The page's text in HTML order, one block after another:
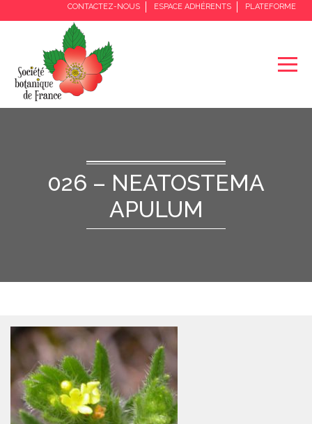
CONTACTEZ-NOUS ESPACE ADHÉRENTS PLATEFORME
026 – NEATOSTEMA
APULUM